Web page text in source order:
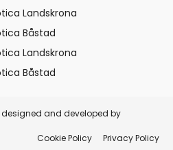
Landskrona
Båstad
Landskrona
Båstad
designed and developed by
Cookie Policy
Privacy Policy